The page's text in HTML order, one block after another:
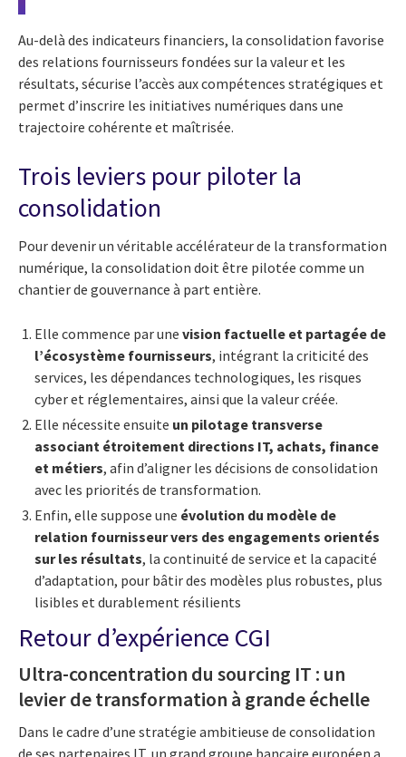
Au-delà des indicateurs financiers, la consolidation favorise
des relations fournisseurs fondées sur la valeur et les
résultats, sécurise l’accès aux compétences stratégiques et
permet d’inscrire les initiatives numériques dans une
trajectoire cohérente et maîtrisée.
Trois leviers pour piloter la
consolidation
Pour devenir un véritable accélérateur de la transformation
numérique, la consolidation doit être pilotée comme un
chantier de gouvernance à part entière.
Elle commence par une vision factuelle et partagée de
l’écosystème fournisseurs, intégrant la criticité des
services, les dépendances technologiques, les risques
cyber et réglementaires, ainsi que la valeur créée.
Elle nécessite ensuite un pilotage transverse
associant étroitement directions IT, achats, finance
et métiers, afin d’aligner les décisions de consolidation
avec les priorités de transformation.
Enfin, elle suppose une évolution du modèle de
relation fournisseur vers des engagements orientés
sur les résultats, la continuité de service et la capacité
d’adaptation, pour bâtir des modèles plus robustes, plus
lisibles et durablement résilients
Retour d’expérience CGI
Ultra-concentration du sourcing IT : un
levier de transformation à grande échelle
Dans le cadre d’une stratégie ambitieuse de consolidation
de ses partenaires IT, un grand groupe bancaire européen a